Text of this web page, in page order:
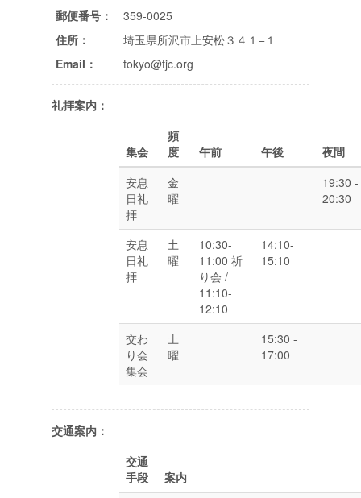
郵便番号：
359-0025
住所：
埼玉県所沢市上安松３４１−１
Email：
tokyo@tjc.org
礼拝案内：
集会
頻
度
午前 午後
夜間
安息
日礼
拝
金
曜
19:30 -
20:30
安息
日礼
拝
土
曜
10:30-
11:00 祈
り会 /
11:10-
12:10
14:10-
15:10
交わ
り会
集会
土
曜
15:30 -
17:00
交通案内：
交通
手段
案内